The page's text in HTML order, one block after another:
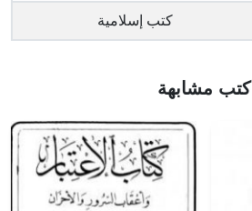
كتب إسلامية
كتب مشابهة